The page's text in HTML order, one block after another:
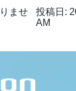
ませ
投稿日:
AM